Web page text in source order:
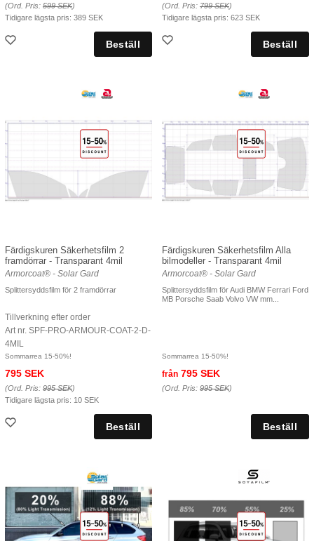
(Ord. Pris: 599 SEK)
Tidigare lägsta pris: 389 SEK
(Ord. Pris: 799 SEK)
Tidigare lägsta pris: 623 SEK
Färdigskuren Säkerhetsfilm 2
framdörrar - Transparant 4mil
Armorcoat® - Solar Gard
Splittersyddsfilm för 2 framdörrar
Tillverkning efter order
Art nr. SPF-PRO-ARMOUR-COAT-2-D-
4MIL
Sommarrea 15-50%!
795 SEK
(Ord. Pris: 995 SEK)
Tidigare lägsta pris: 10 SEK
Färdigskuren Säkerhetsfilm Alla
bilmodeller - Transparant 4mil
Armorcoat® - Solar Gard
Splittersyddsfilm för Audi BMW Ferrari Ford
MB Porsche Saab Volvo VW mm...
Sommarrea 15-50%!
från 795 SEK
(Ord. Pris: 995 SEK)